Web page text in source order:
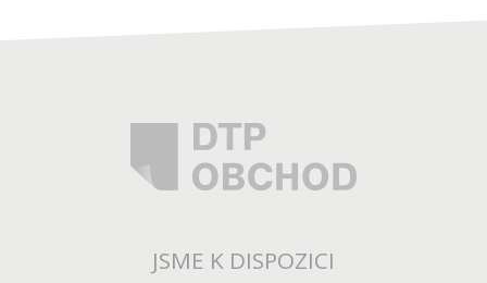
JSME K DISPOZICI